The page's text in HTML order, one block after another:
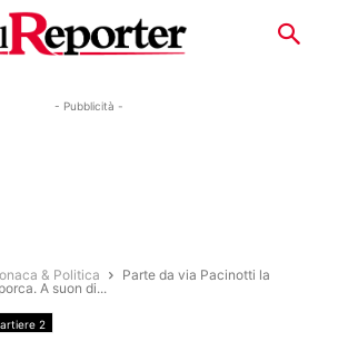
- Pubblicità -
& Politica
Parte da via Pacinotti la
A suon di...
2